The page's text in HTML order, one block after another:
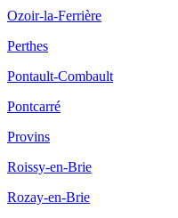
Ozoir-la-Ferrière
Perthes
Pontault-Combault
Pontcarré
Provins
Roissy-en-Brie
Rozay-en-Brie